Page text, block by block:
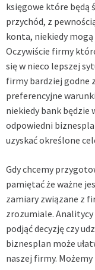
księgowe które będą
przychód, z
konta, niekiedy
Oczywiście firmy
się w nieco lepszej
firmy bardziej godne
preferencyjne
niekiedy bank będzie
odpowiedni
uzyskać określone
Gdy chcemy
pamiętać że ważne
zamiary związane z
zrozumiale.
podjąć decyzję czy
biznesplan może
naszej firmy.